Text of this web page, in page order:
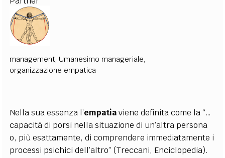
management, Umanesimo manageriale,
organizzazione empatica
Nella sua essenza l’empatiaviene definita come la “…
capacità di porsi nella situazione di un’altra persona
o, più esattamente, di comprendere immediatamente i
processi psichici dell’altro” (Treccani, Enciclopedia).